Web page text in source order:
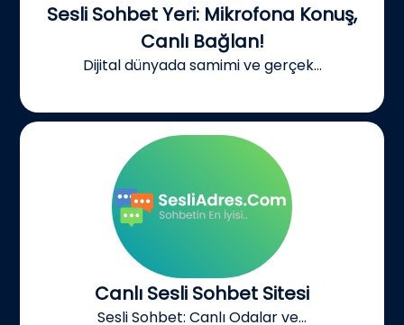
Sesli Sohbet Yeri: Mikrofona Konuş,
Canlı Bağlan!
Dijital dünyada samimi ve gerçek...
Canlı Sesli Sohbet Sitesi
Sesli Sohbet: Canlı Odalar ve...